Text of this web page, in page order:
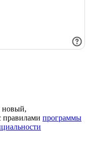
новый,
правилами программы